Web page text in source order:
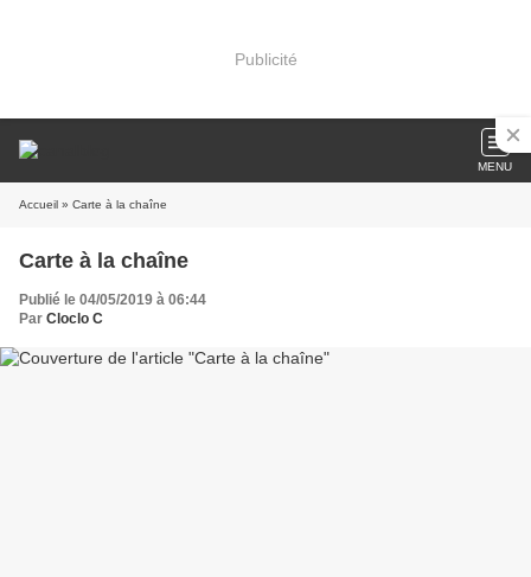
Publicité
MENU
Accueil » Carte à la chaîne
Carte à la chaîne
Publié le 04/05/2019 à 06:44
Par Cloclo C